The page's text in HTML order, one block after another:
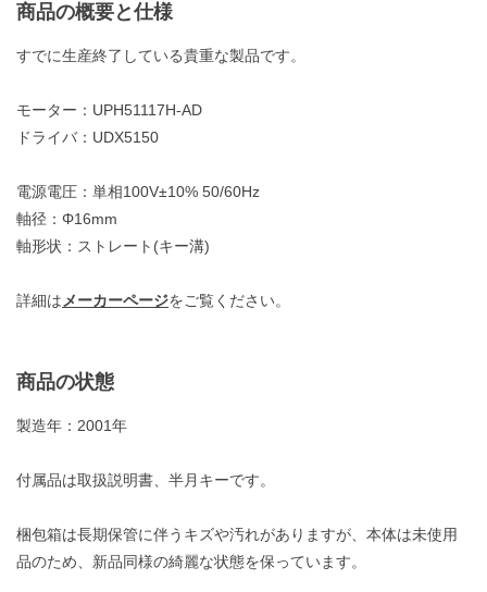
商品の概要と仕様
すでに生産終了している貴重な製品です。
モーター：UPH51117H-AD
ドライバ：UDX5150
電源電圧：単相100V±10% 50/60Hz
軸径：Φ16mm
軸形状：ストレート(キー溝)
詳細はメーカーページをご覧ください。
商品の状態
製造年：2001年
付属品は取扱説明書、半月キーです。
梱包箱は長期保管に伴うキズや汚れがありますが、本体は未使用
品のため、新品同様の綺麗な状態を保っています。